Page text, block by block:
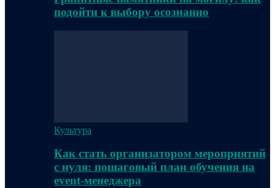
подойти к выбору осознанно
Культура
Как стать организатором мероприятий
с нуля: пошаговый план обучения на
event-менеджера